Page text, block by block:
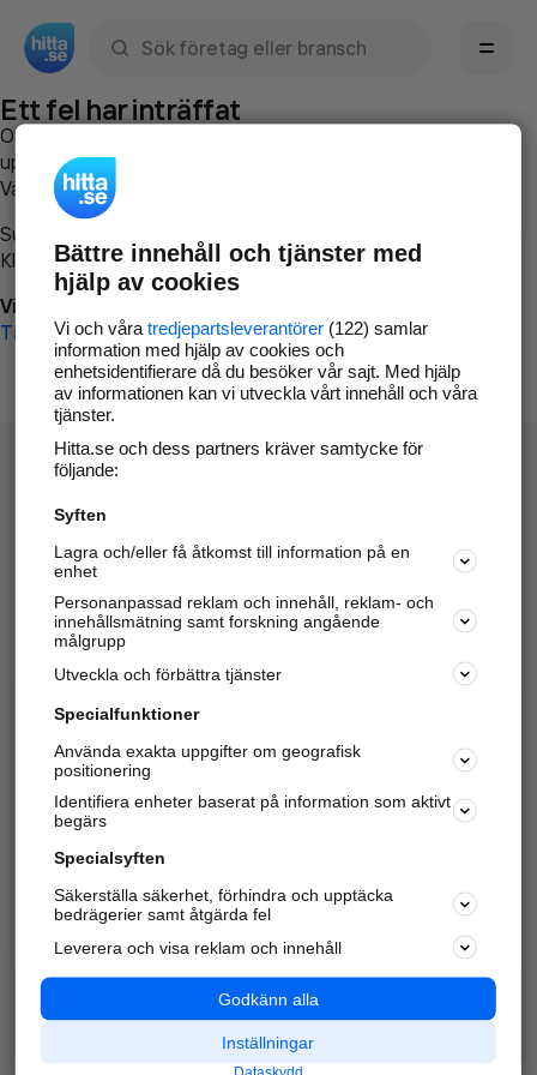
Ett fel har inträffat
Om du vill kan du
uppstod så att vi lättare och snabbare kan avhjälpa det.
Vänligen försök med följande:
Surfa till
Klicka påTillbaka-knappen i webbläsaren och försök igen
Vi beklagar besväret!
Till startsidan
Hitta.se - Gratis nummerupplysning.
Sök företag, personer och platser.
Hitta telefonnummer, adresser, företagsinfo mm.
Marknadsför företaget
Kom igång och annonsera mot
samarbetspartners nära dig.
Alla kategorier
Populära sökningar
API & Kartor
Annonsera
Integritet
Nödnummer
Bättre innehåll och tjänster med
hjälp av cookies
Vi och våra tredjepartsleverantörer(122) samlar
information med hjälp av cookies och
enhetsidentifierare då du besöker vår sajt. Med hjälp
av informationen kan vi utveckla vårt innehåll och våra
tjänster.
Hitta.se och dess partners kräver samtycke för
följande:
Syften
Lagra och/eller få åtkomst till information på en
enhet
Personanpassad reklam och innehåll, reklam- och
innehållsmätning samt forskning angående
målgrupp
Utveckla och förbättra tjänster
Specialfunktioner
Använda exakta uppgifter om geografisk
positionering
Identifiera enheter baserat på information som aktivt
begärs
Specialsyften
Säkerställa säkerhet, förhindra och upptäcka
bedrägerier samt åtgärda fel
Leverera och visa reklam och innehåll
Godkänn alla
Inställningar
Dataskydd